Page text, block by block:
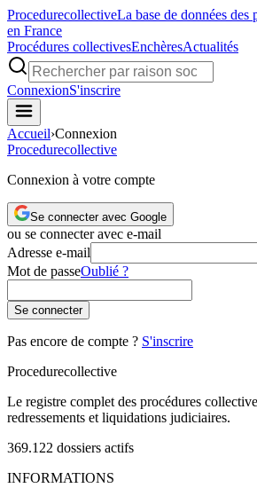
ProcedurecollectiveLa base de données des
en France
Procédures collectivesEnchèresActualités
ConnexionS'inscrire
Accueil›Connexion
Procedurecollective
Connexion à votre compte
Se connecter avec Google
ou se connecter avec e-mail
Adresse e-mail
Mot de passeOublié ?
Se connecter
Pas encore de compte ? S'inscrire
Procedurecollective
Le registre complet des procédures
redressements et liquidations judiciaires.
369.122 dossiers actifs
INFORMATIONS